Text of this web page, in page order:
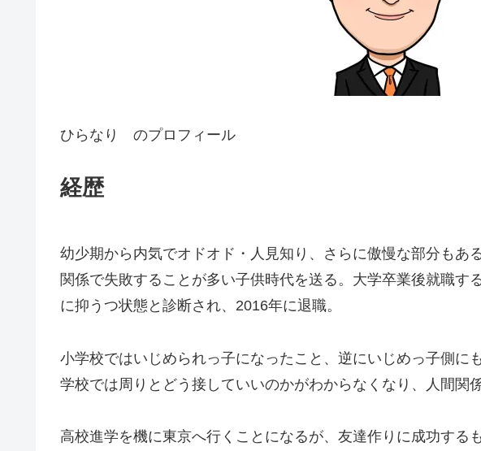
ひらなり のプロフィール
経歴
幼少期から内気でオドオド・人見知り、さらに傲慢な部分もあ
関係で失敗することが多い子供時代を送る。大学卒業後就職す
に抑うつ状態と診断され、2016年に退職。
小学校ではいじめられっ子になったこと、逆にいじめっ子側に
学校では周りとどう接していいのかがわからなくなり、人間関
高校進学を機に東京へ行くことになるが、友達作りに成功する